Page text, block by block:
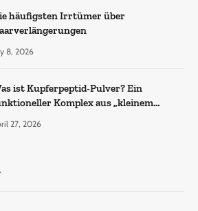
häufigsten Irrtümer über
8, 2026
ist Kupferpeptid-Pulver? Ein
Komplex aus „kleinem
27, 2026